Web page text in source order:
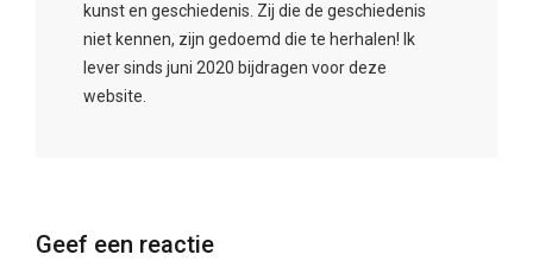
kunst en geschiedenis. Zij die de geschiedenis
niet kennen, zijn gedoemd die te herhalen! Ik
lever sinds juni 2020 bijdragen voor deze
website.
Geef een reactie